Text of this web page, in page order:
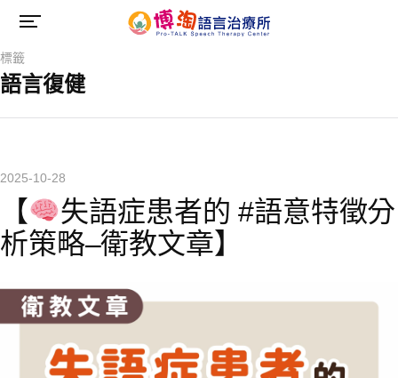
標籤
語言復健
2025-10-28
【
失語症患者的 #語意特徵分
析策略–衛教文章】